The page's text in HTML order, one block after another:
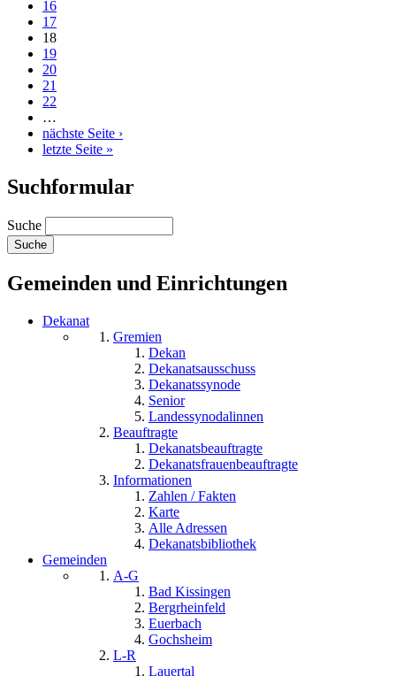
16
17
18
19
20
21
22
…
nächste Seite ›
letzte Seite »
Suchformular
Suche
Gemeinden und Einrichtungen
Dekanat
Gremien
Dekan
Dekanatsausschuss
Dekanatssynode
Senior
Landessynodalinnen
Beauftragte
Dekanatsbeauftragte
Dekanatsfrauenbeauftragte
Informationen
Zahlen / Fakten
Karte
Alle Adressen
Dekanatsbibliothek
Gemeinden
A-G
Bad Kissingen
Bergrheinfeld
Euerbach
Gochsheim
L-R
Lauertal